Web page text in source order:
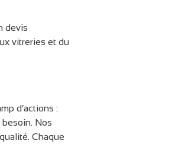
devis
vitreries et du
d’actions :
Nos
Chaque